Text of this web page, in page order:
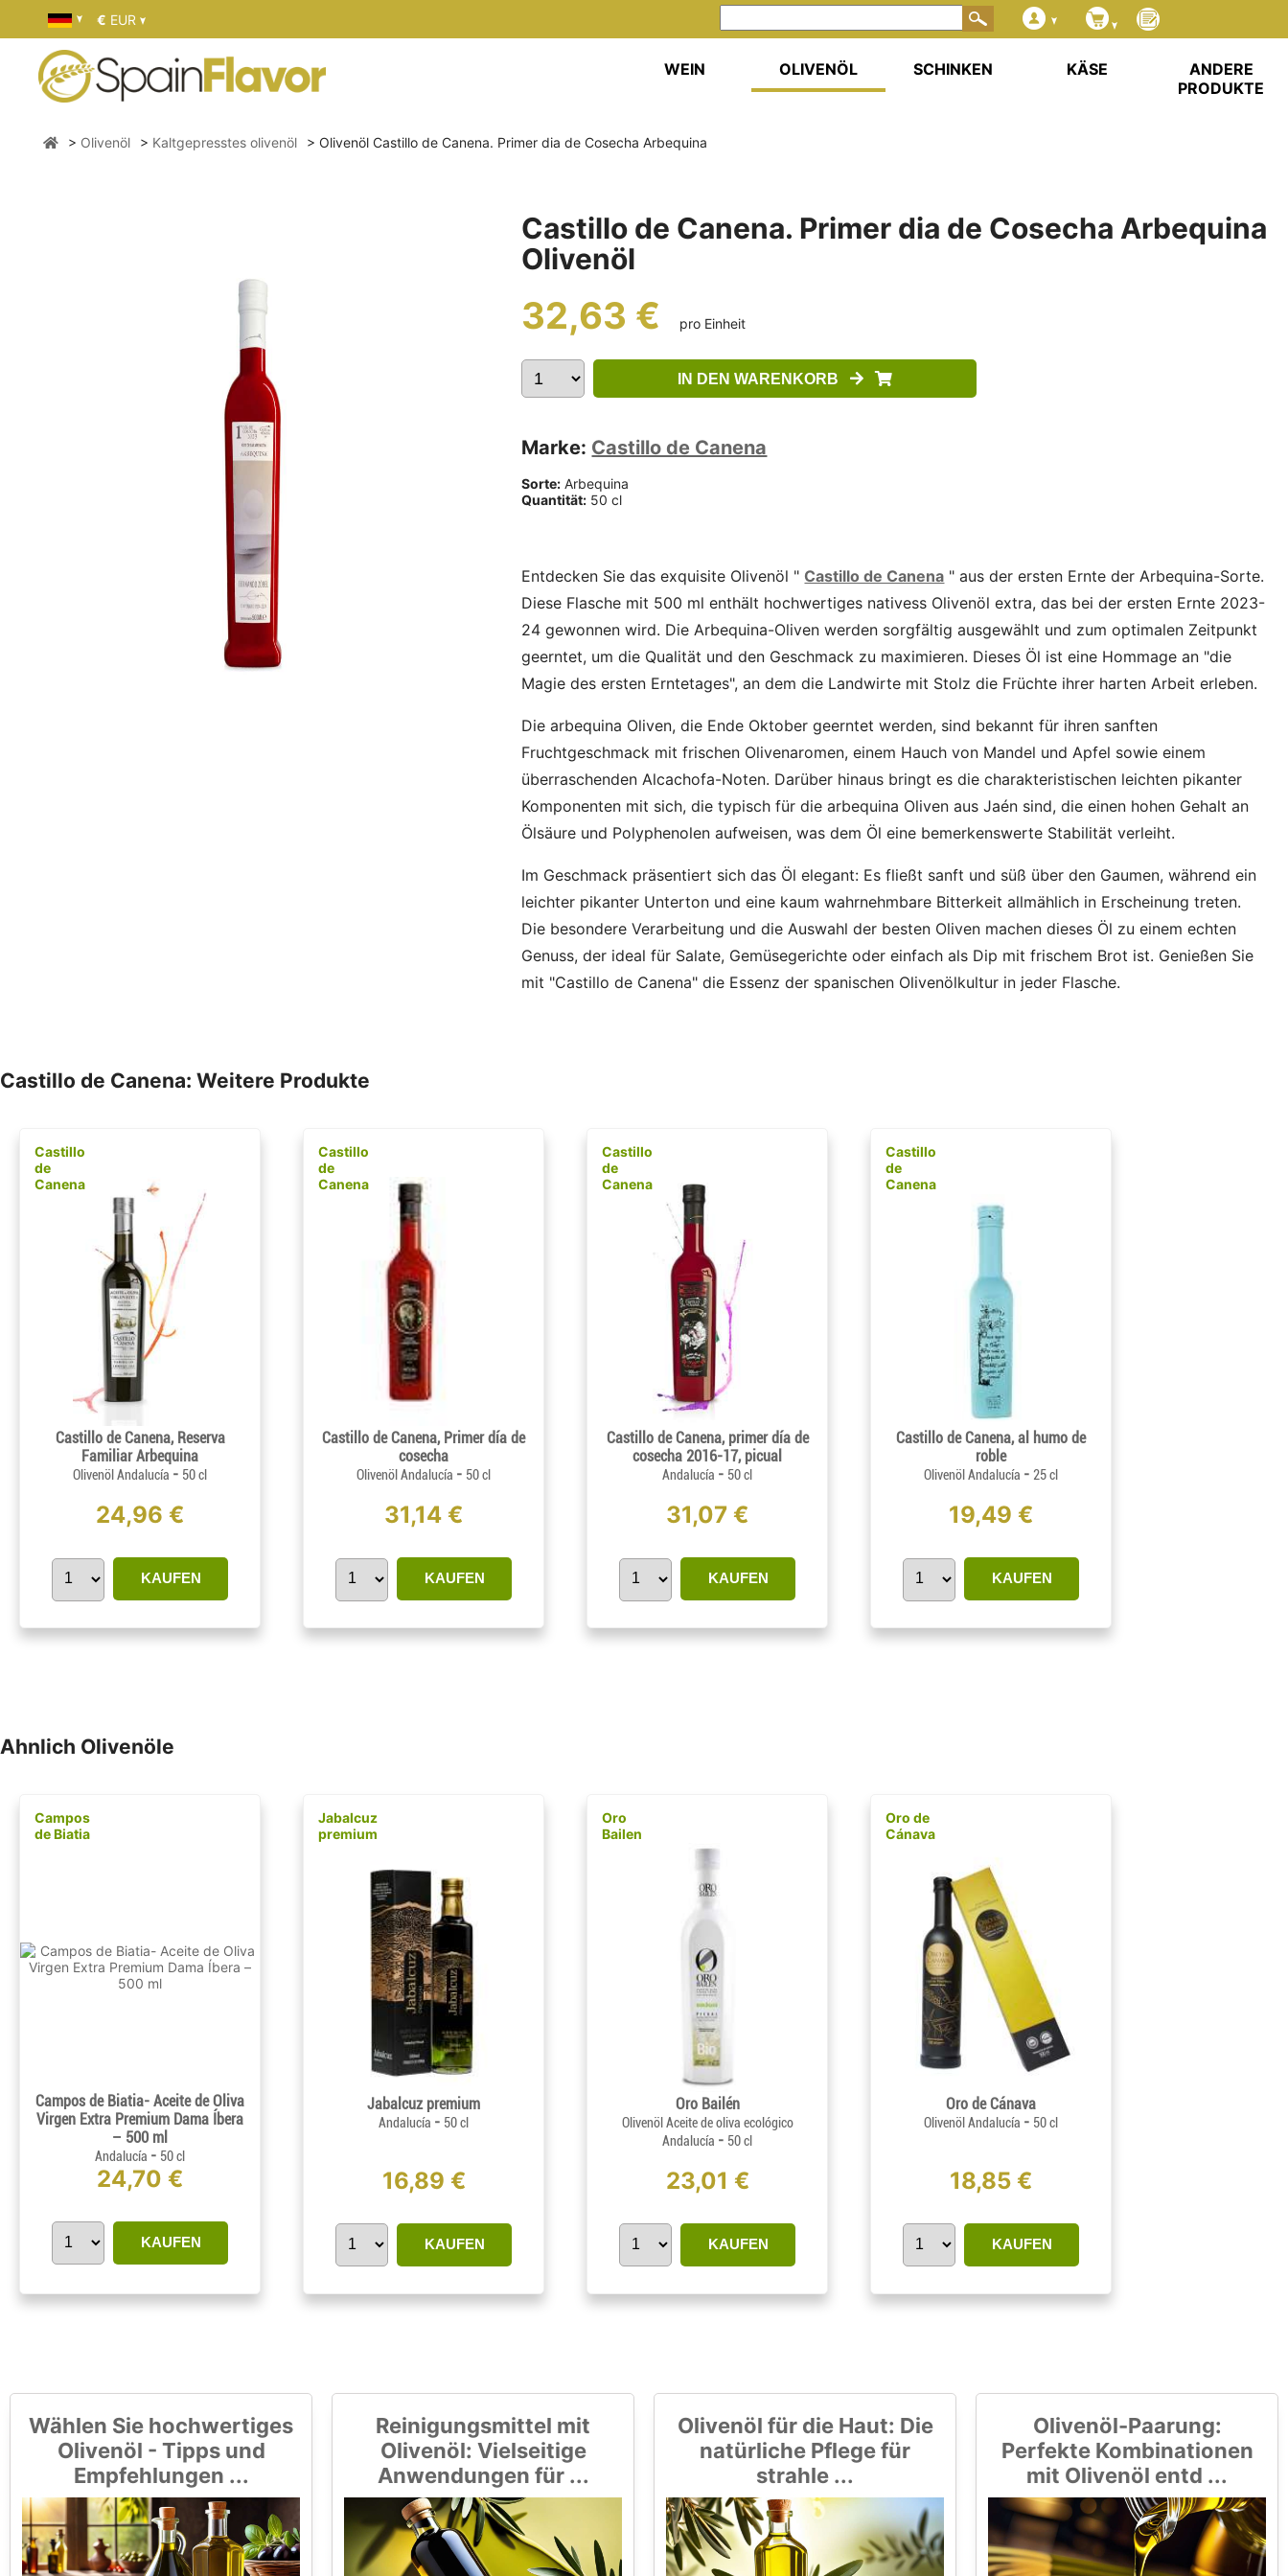
Castillo de Canena. Primer dia de Cosecha Arbequina
Olivenöl
32,63 € pro Einheit
IN DEN WARENKORB
Marke: Castillo de Canena
Sorte: Arbequina
Quantität: 50 cl
Entdecken Sie das exquisite Olivenöl " Castillo de Canena " aus der ersten Ernte der Arbequina-Sorte.
Diese Flasche mit 500 ml enthält hochwertiges nativess Olivenöl extra, das bei der ersten Ernte 2023-
24 gewonnen wird. Die Arbequina-Oliven werden sorgfältig ausgewählt und zum optimalen Zeitpunkt
geerntet, um die Qualität und den Geschmack zu maximieren. Dieses Öl ist eine Hommage an "die
Magie des ersten Erntetages", an dem die Landwirte mit Stolz die Früchte ihrer harten Arbeit erleben.
Die arbequina Oliven, die Ende Oktober geerntet werden, sind bekannt für ihren sanften
Fruchtgeschmack mit frischen Olivenaromen, einem Hauch von Mandel und Apfel sowie einem
überraschenden Alcachofa-Noten. Darüber hinaus bringt es die charakteristischen leichten pikanter
Komponenten mit sich, die typisch für die arbequina Oliven aus Jaén sind, die einen hohen Gehalt an
Ölsäure und Polyphenolen aufweisen, was dem Öl eine bemerkenswerte Stabilität verleiht.
Im Geschmack präsentiert sich das Öl elegant: Es fließt sanft und süß über den Gaumen, während ein
leichter pikanter Unterton und eine kaum wahrnehmbare Bitterkeit allmählich in Erscheinung treten.
Die besondere Verarbeitung und die Auswahl der besten Oliven machen dieses Öl zu einem echten
Genuss, der ideal für Salate, Gemüsegerichte oder einfach als Dip mit frischem Brot ist. Genießen Sie
mit "Castillo de Canena" die Essenz der spanischen Olivenölkultur in jeder Flasche.
Castillo de Canena: Weitere Produkte
Castillo
de
Canena
Castillo de Canena, Reserva
Familiar Arbequina
Olivenöl Andalucía - 50 cl
24,96 €
KAUFEN
Castillo
de
Canena
Castillo de Canena, Primer día de
cosecha
Olivenöl Andalucía - 50 cl
31,14 €
KAUFEN
Castillo
de
Canena
Castillo de Canena, primer día de
cosecha 2016-17, picual
Andalucía - 50 cl
31,07 €
KAUFEN
Castillo
de
Canena
Castillo de Canena, al humo de
roble
Olivenöl Andalucía - 25 cl
19,49 €
KAUFEN
Ahnlich Olivenöle
Campos
de Biatia
Campos de Biatia- Aceite de Oliva
Virgen Extra Premium Dama Íbera
– 500 ml
Andalucía - 50 cl
24,70 €
KAUFEN
Jabalcuz
premium
Jabalcuz premium
Andalucía - 50 cl
16,89 €
KAUFEN
Oro
Bailen
Oro Bailén
Olivenöl Aceite de oliva ecológico
Andalucía - 50 cl
23,01 €
KAUFEN
Oro de
Cánava
Oro de Cánava
Olivenöl Andalucía - 50 cl
18,85 €
KAUFEN
Wählen Sie hochwertiges
Olivenöl - Tipps und
Empfehlungen ...
Reinigungsmittel mit
Olivenöl: Vielseitige
Anwendungen für ...
Olivenöl für die Haut: Die
natürliche Pflege für
strahle ...
Olivenöl-Paarung:
Perfekte Kombinationen
mit Olivenöl entd ...
€ EUR
WEIN OLIVENÖL SCHINKEN KÄSE
ANDERE
PRODUKTE
Olivenöl Kaltgepresstes olivenöl Olivenöl Castillo de Canena. Primer dia de Cosecha Arbequina